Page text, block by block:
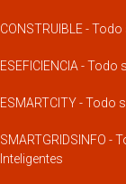
CONSTRUIBLE -
ESEFICIENCIA -
ESMARTCITY - Todo
SMARTGRIDSINFO -
Inteligentes